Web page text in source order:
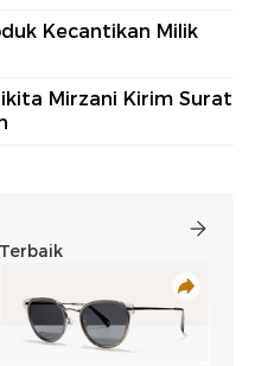
Kecantikan Milik
Mirzani Kirim Surat